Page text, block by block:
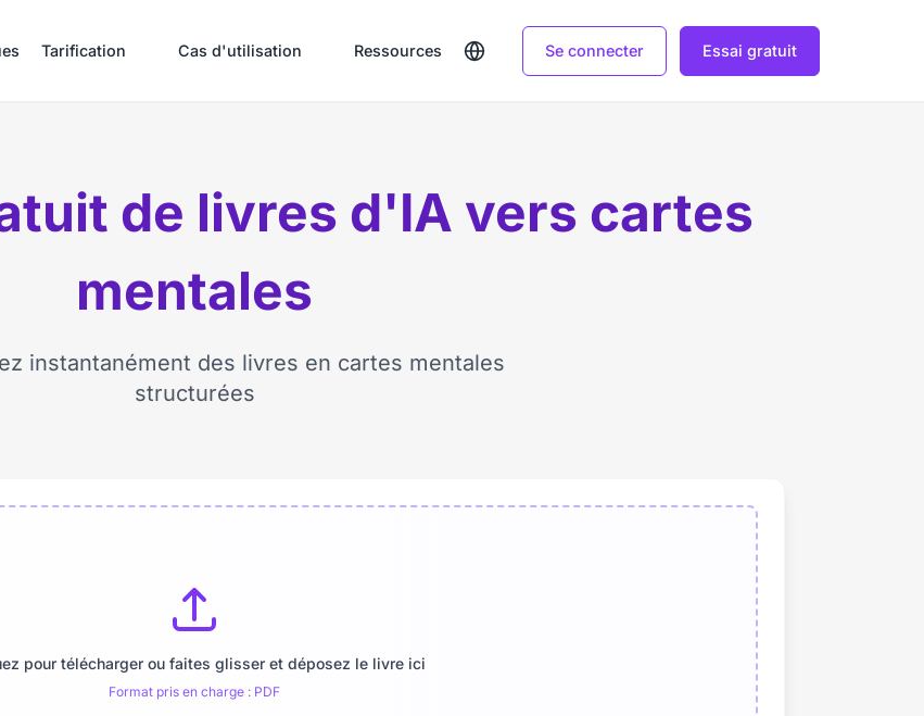
Tarification Cas d'utilisation Ressources Se connecter Essai gratuit
de livres d'IA vers cartes
mentales
instantanément des livres en cartes mentales
structurées
pour télécharger ou faites glisser et déposez le livre ici
Format pris en charge : PDF